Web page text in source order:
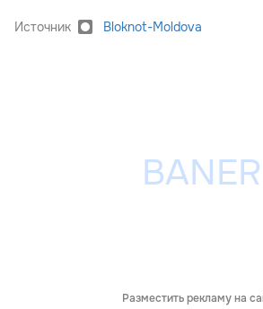
Источник Bloknot-Moldova
Разместить рекламу на